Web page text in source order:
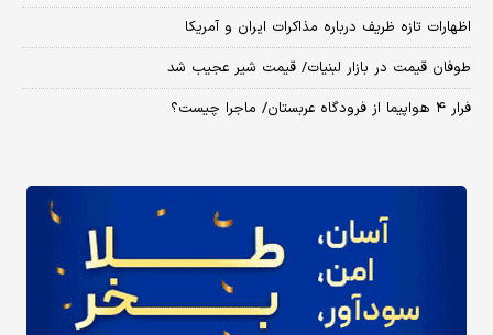
اظهارات تازه ظریف درباره مذاکرات ایران و آمریکا
طوفان قیمت در بازار لبنیات/ قیمت شیر عجیب شد
فرار ۴ هواپیما از فرودگاه عربستان/ ماجرا چیست؟